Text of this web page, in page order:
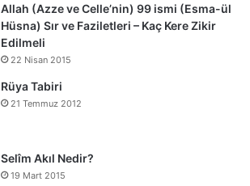
Allah (Azze ve Celle’nin) 99 ismi (Esma-ül
Hüsna) Sır ve Faziletleri – Kaç Kere Zikir
Edilmeli
22 Nisan 2015
Rüya Tabiri
21 Temmuz 2012
Selîm Akıl Nedir?
19 Mart 2015